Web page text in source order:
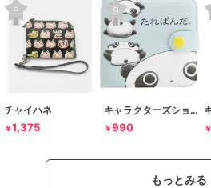
チャイハネ
￥1,375
キャラクターズショップ ラフラフ
￥990 ￥
もっとみる